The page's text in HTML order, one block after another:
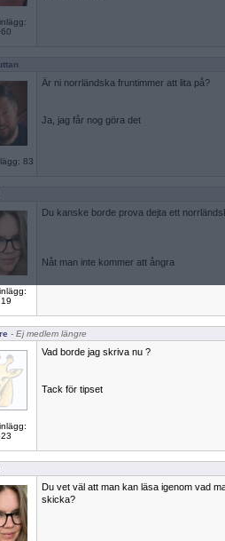
83
Är ni norrländska fruntimmer att lita på?
Ja, jag får nog göra det
Du kanske borde prova dejta ett
Nåt man inte kommer att ångra
- Ej medlem längre
Vad borde jag skriva nu ?
Tack för tipset
Du vet väl att man kan läsa igenom vad
skicka?